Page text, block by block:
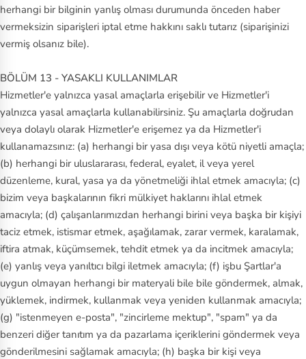
herhangi bir bilginin yanlış olması durumunda önceden haber
vermeksizin siparişleri iptal etme hakkını saklı tutarız (siparişinizi
vermiş olsanız bile).
BÖLÜM 13 - YASAKLI KULLANIMLAR
Hizmetler'e yalnızca yasal amaçlarla erişebilir ve Hizmetler'i
yalnızca yasal amaçlarla kullanabilirsiniz. Şu amaçlarla doğrudan
veya dolaylı olarak Hizmetler'e erişemez ya da Hizmetler'i
kullanamazsınız: (a) herhangi bir yasa dışı veya kötü niyetli amaçla;
(b) herhangi bir uluslararası, federal, eyalet, il veya yerel
düzenleme, kural, yasa ya da yönetmeliği ihlal etmek amacıyla; (c)
bizim veya başkalarının fikri mülkiyet haklarını ihlal etmek
amacıyla; (d) çalışanlarımızdan herhangi birini veya başka bir kişiyi
taciz etmek, istismar etmek, aşağılamak, zarar vermek, karalamak,
iftira atmak, küçümsemek, tehdit etmek ya da incitmek amacıyla;
(e) yanlış veya yanıltıcı bilgi iletmek amacıyla; (f) işbu Şartlar'a
uygun olmayan herhangi bir materyali bile bile göndermek, almak,
yüklemek, indirmek, kullanmak veya yeniden kullanmak amacıyla;
(g) "istenmeyen e-posta", "zincirleme mektup", "spam" ya da
benzeri diğer tanıtım ya da pazarlama içeriklerini göndermek veya
gönderilmesini sağlamak amacıyla; (h) başka bir kişi veya